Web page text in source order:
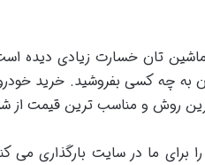
تان خسارت زیادی دیده
به چه کسی بفروشید. خرید
روش و مناسب ترین قیمت از
برای ما در سایت بارگذاری می